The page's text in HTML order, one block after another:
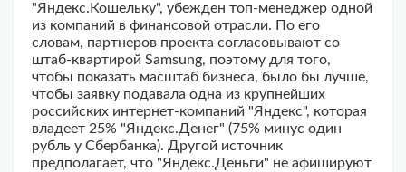
"Яндекс.Кошельку", убежден топ-менеджер одной
из компаний в финансовой отрасли. По его
словам, партнеров проекта согласовывают со
штаб-квартирой Samsung, поэтому для того,
чтобы показать масштаб бизнеса, было бы лучше,
чтобы заявку подавала одна из крупнейших
российских интернет-компаний "Яндекс", которая
владеет 25% "Яндекс.Денег" (75% минус один
рубль у Сбербанка). Другой источник
предполагает, что "Яндекс.Деньги" не афишируют